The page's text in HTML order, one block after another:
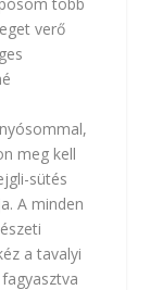
verő
meg kell
sütés
A minden
a tavalyi